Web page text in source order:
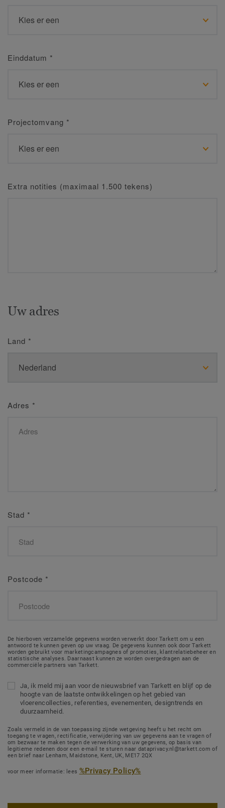
Einddatum *
Projectomvang *
Extra notities (maximaal 1.500 tekens)
Uw adres
Land *
Adres *
Stad *
Postcode *
De hierboven verzamelde gegevens worden verwerkt door Tarkett om u een
antwoord te kunnen geven op uw vraag. De gegevens kunnen ook door Tarkett
worden gebruikt voor marketingcampagnes of promoties, klantrelatiebeheer en
statistische analyses. Daarnaast kunnen ze worden overgedragen aan de
commerciële partners van Tarkett.
Ja, ik meld mij aan voor de nieuwsbrief van Tarkett en blijf op de
hoogte van de laatste ontwikkelingen op het gebied van
vloerencollecties, referenties, evenementen, designtrends en
duurzaamheid.
Zoals vermeld in de van toepassing zijnde wetgeving heeft u het recht om
toegang te vragen, rectificatie, verwijdering van uw gegevens aan te vragen of
om bezwaar te maken tegen de verwerking van uw gegevens, op basis van
legitieme redenen door een e-mail te sturen naar dataprivacy.nl@tarkett.com of
een brief naar Lenham, Maidstone, Kent, UK, ME17 2QX
voor meer informatie: lees %Privacy Policy%